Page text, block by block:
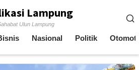
Lampung
Ulun Lampung
Nasional Politik